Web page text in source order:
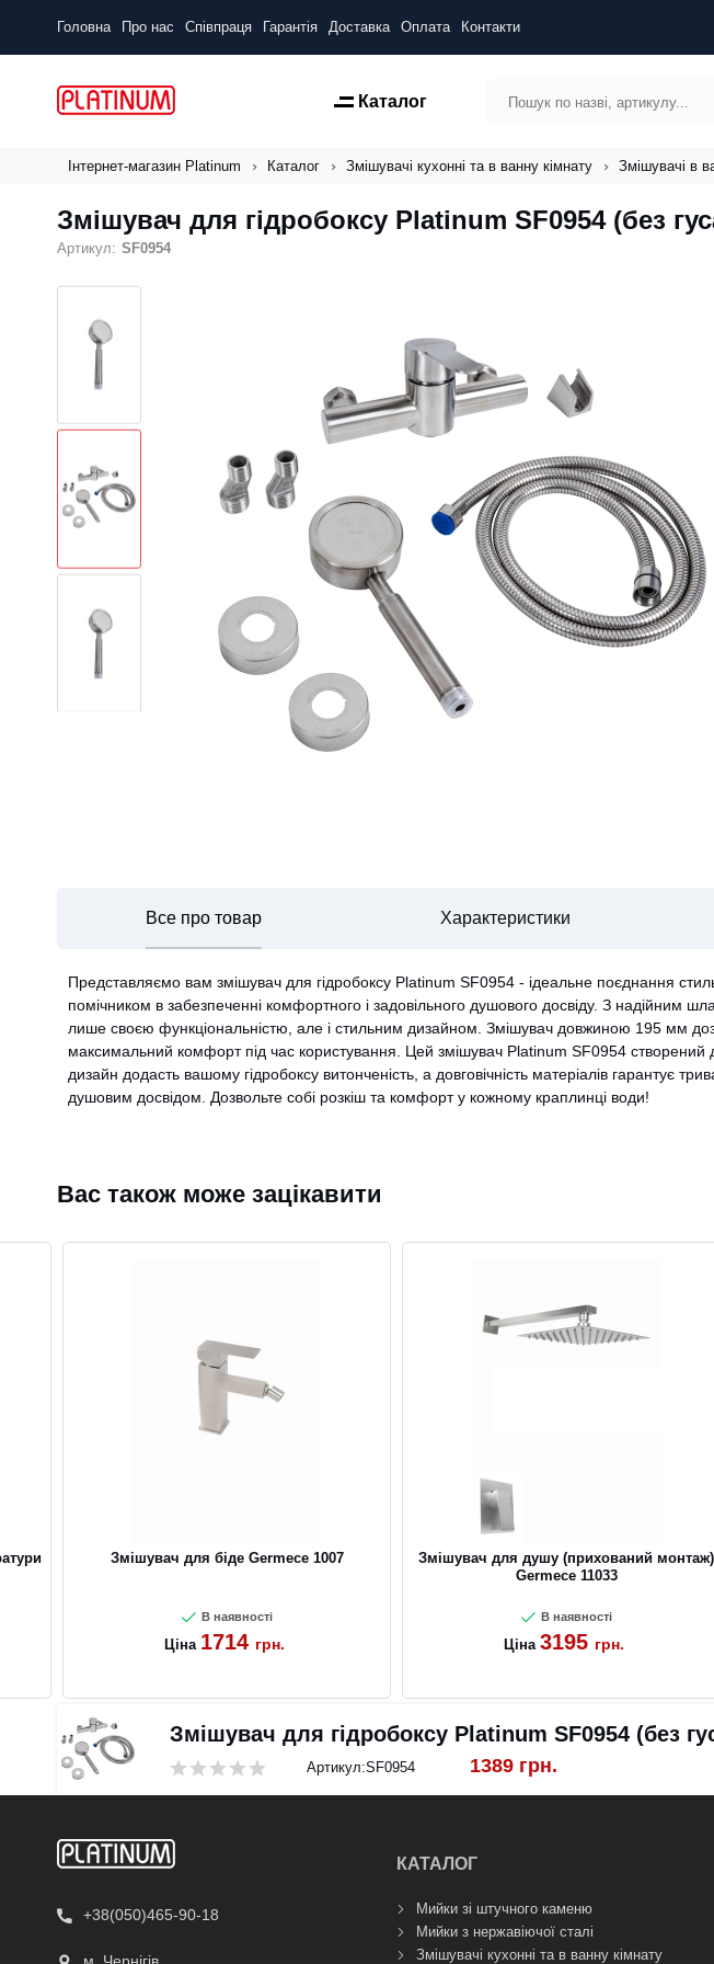
Головна Про нас Співпраця Гарантія Доставка Оплата Контакти
Каталог
Інтернет-магазин Platinum Каталог Змішувачі кухонні та в ванну кімнату Змішувачі в
Змішувач для гідробоксу Platinum SF0954 (без
Артикул: SF0954
Все про товар Характеристики
Представляємо вам змішувач для гідробоксу Platinum SF0954 - ідеальне поєднання
помічником в забезпеченні комфортного і задовільного душового досвіду. З
лише своєю функціональністю, але і стильним дизайном. Змішувач довжиною 195 мм
максимальний комфорт під час користування. Цей змішувач Platinum SF0954 створений
дизайн додасть вашому гідробоксу витонченість, а довговічність матеріалів
душовим досвідом. Дозвольте собі розкіш та комфорт у кожному краплинці води!
Вас також може зацікавити
Змішувач для біде Germece 1007
В наявності
Ціна 1714 грн.
Змішувач для душу (прихований монтаж)
Germece 11033
В наявності
Ціна 3195 грн.
Змішувач для гідробоксу Platinum SF0954 (без
Артикул:SF0954 1389 грн.
+38(050)465-90-18
КАТАЛОГ
Мийки зі штучного каменю
Мийки з нержавіючої сталі
Змішувачі кухонні та в ванну кімнату